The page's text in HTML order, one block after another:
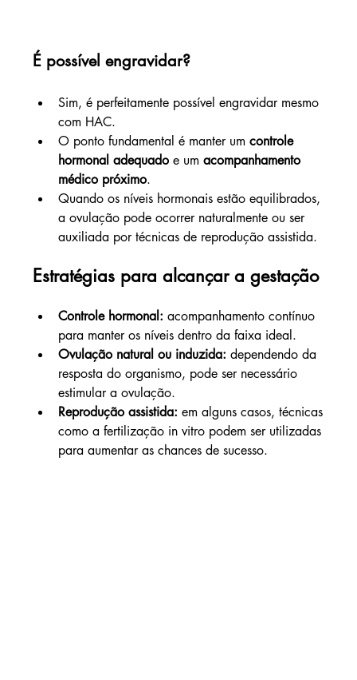
É possível engravidar?
Sim, é perfeitamente possível engravidar mesmo
com HAC.
O ponto fundamental é manter um controle
hormonal adequado e um acompanhamento
médico próximo.
Quando os níveis hormonais estão equilibrados,
a ovulação pode ocorrer naturalmente ou ser
auxiliada por técnicas de reprodução assistida.
Estratégias para alcançar a gestação
Controle hormonal: acompanhamento contínuo
para manter os níveis dentro da faixa ideal.
Ovulação natural ou induzida: dependendo da
resposta do organismo, pode ser necessário
estimular a ovulação.
Reprodução assistida: em alguns casos, técnicas
como a fertilização in vitro podem ser utilizadas
para aumentar as chances de sucesso.